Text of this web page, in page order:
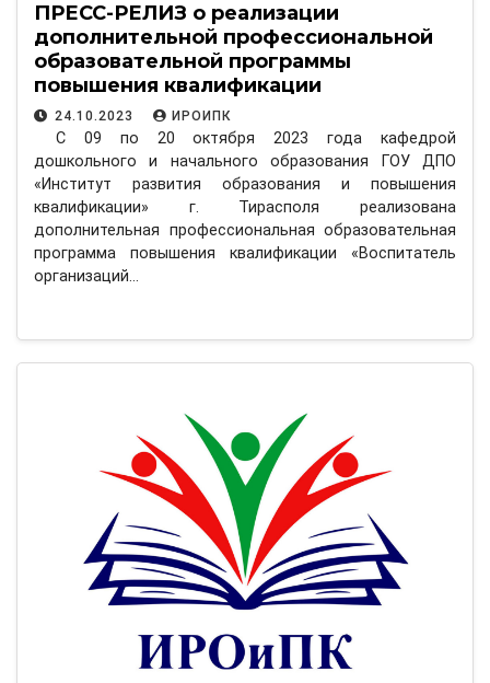
ПРЕСС-РЕЛИЗ о реализации
дополнительной профессиональной
образовательной программы
повышения квалификации
«Воспитатель организаций
дошкольного образования»
24.10.2023 ИРОИПК
С 09 по 20 октября 2023 года кафедрой
дошкольного и начального образования ГОУ ДПО
«Институт развития образования и повышения
квалификации» г. Тирасполя реализована
дополнительная профессиональная образовательная
программа повышения квалификации «Воспитатель
организаций…